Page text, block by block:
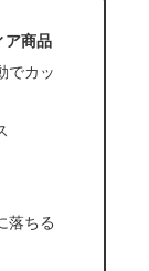
ア商品
でカッ
落ちる